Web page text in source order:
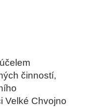
činností,
Velké Chvojno